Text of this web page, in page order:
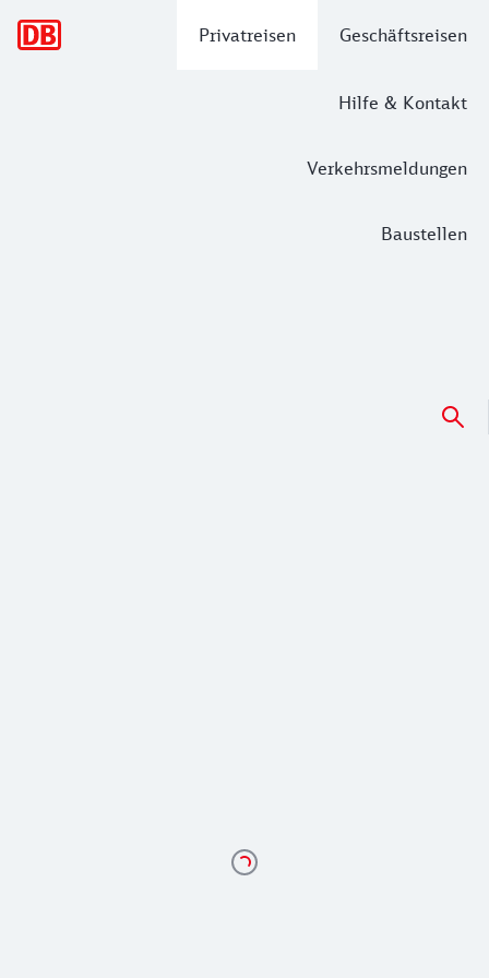
Privatreisen Geschäftsreisen
Hilfe & Kontakt
Verkehrsmeldungen
Baustellen